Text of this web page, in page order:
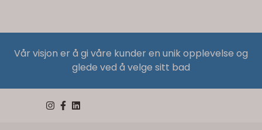
Vår visjon er å gi våre kunder en unik opplevelse og
glede ved å velge sitt bad